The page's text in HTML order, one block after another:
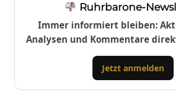
Ruhrbarone-
Immer informiert bleiben:
Analysen und Kommentare
Jetzt anmelden